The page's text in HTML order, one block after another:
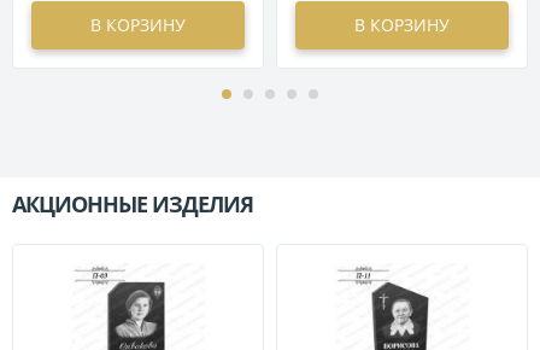
В КОРЗИНУ В КОРЗИНУ
АКЦИОННЫЕ ИЗДЕЛИЯ